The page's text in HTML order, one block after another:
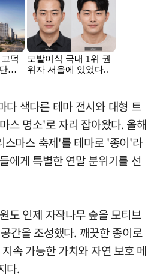
다 색다른 테마 전시와 대형 트
스 명소'로 자리 잡아왔다. 올해
스마스 축제'를 테마로 '종이'라
에게 특별한 연말 분위기를 선
도 인제 자작나무 숲을 모티브
간을 조성했다. 깨끗한 종이로
속 가능한 가치와 자연 보호 메
다.